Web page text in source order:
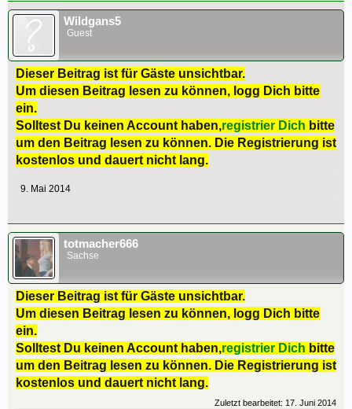
Wildgans5
Guest
Dieser Beitrag ist für Gäste unsichtbar.
Um diesen Beitrag lesen zu können, logg Dich bitte
ein.
Solltest Du keinen Account haben,registrier Dich bitte
um den Beitrag lesen zu können. Die Registrierung ist
kostenlos und dauert nicht lang.
9. Mai 2014
totmacher666
Sachse
Dieser Beitrag ist für Gäste unsichtbar.
Um diesen Beitrag lesen zu können, logg Dich bitte
ein.
Solltest Du keinen Account haben,registrier Dich bitte
um den Beitrag lesen zu können. Die Registrierung ist
kostenlos und dauert nicht lang.
Zuletzt bearbeitet: 17. Juni 2014